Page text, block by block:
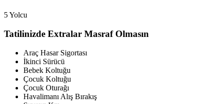
5 Yolcu
Tatilinizde Extralar Masraf Olmasın
Araç Hasar Sigortası
İkinci Sürücü
Bebek Koltuğu
Çocuk Koltuğu
Çocuk Oturağı
Havalimanı Alış Bırakış